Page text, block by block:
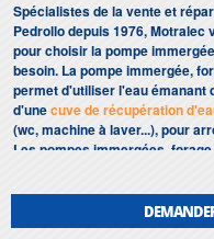
Spécialistes de la vente et
Pedrollo depuis 1976,
pour choisir la pompe
besoin. La pompe immergée,
permet d'utiliser l'eau émanant
d'unecuve de récupération
(wc, machine à laver...), pour
Les pompes immergées,
automatiquement l’eau d’un
vaste, et nous sommes à-
diamètre va de 3" à 18".